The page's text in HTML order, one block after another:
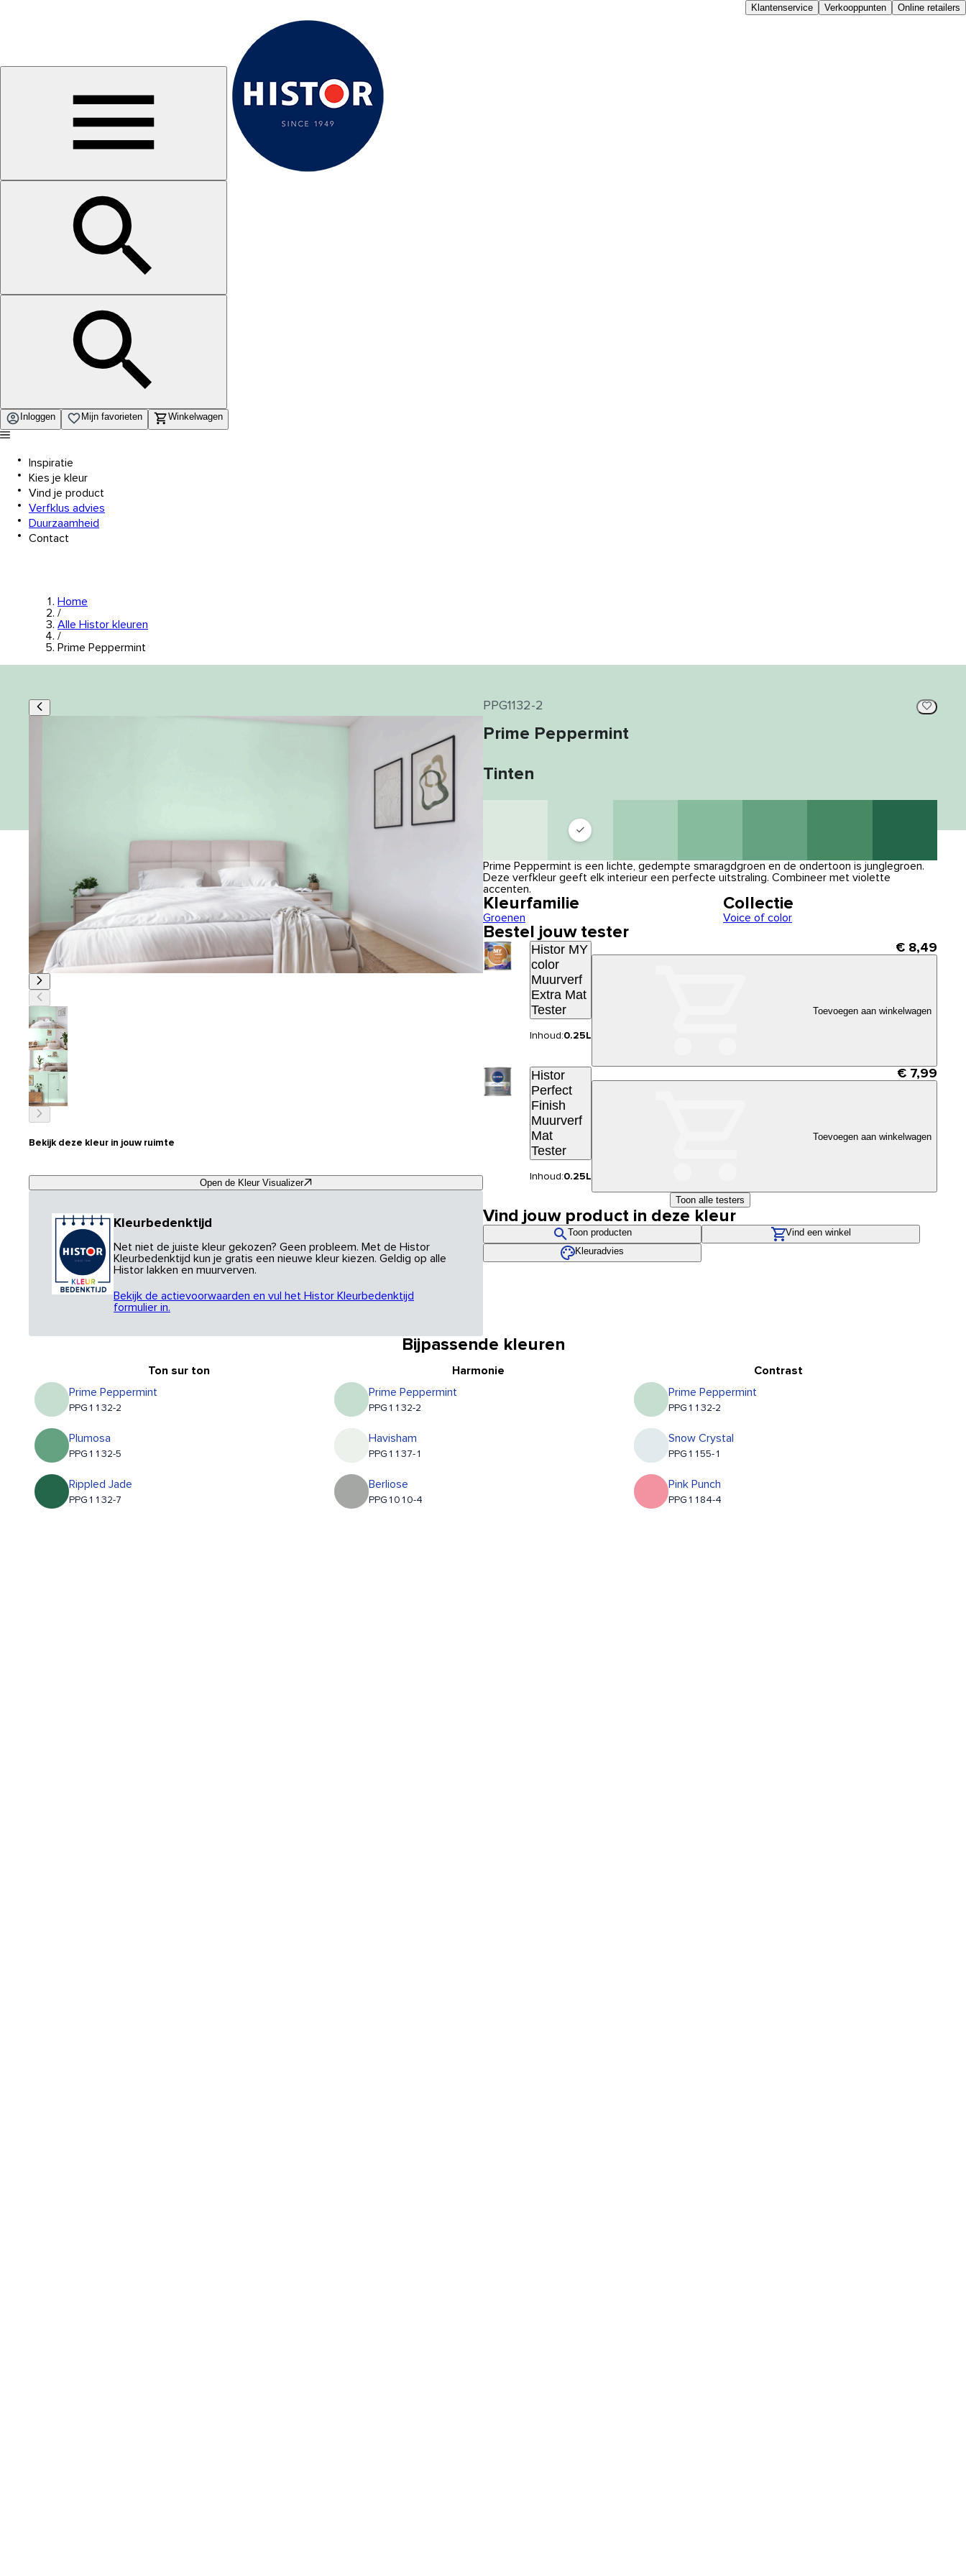
Klantenservice Verkooppunten Online retailers
Inloggen Mijn favorieten Winkelwagen
Inspiratie
Kies je kleur
Vind je product
Verfklus advies
Duurzaamheid
Contact
Home
/
Alle Histor kleuren
/
Prime Peppermint
Bekijk deze kleur in jouw ruimte
Open de Kleur Visualizer
Kleurbedenktijd
Net niet de juiste kleur gekozen? Geen probleem. Met de Histor
Kleurbedenktijd kun je gratis een nieuwe kleur kiezen. Geldig op alle
Histor lakken en muurverven.
Bekijk de actievoorwaarden en vul het Histor Kleurbedenktijd
formulier in.
PPG1132-2
Prime Peppermint
Tinten
Prime Peppermint is een lichte, gedempte smaragdgroen en de ondertoon is junglegroen.
Deze verfkleur geeft elk interieur een perfecte uitstraling. Combineer met violette
accenten.
Kleurfamilie
Groenen
Collectie
Voice of color
Bestel jouw tester
Histor MY
color
Muurverf
Extra Mat
Tester
Inhoud:0.25L
€ 8,49
Toevoegen aan winkelwagen
Histor
Perfect
Finish
Muurverf
Mat
Tester
Inhoud:0.25L
€ 7,99
Toevoegen aan winkelwagen
Toon alle testers
Vind jouw product in deze kleur
Toon producten
Vind een winkel
Kleuradvies
Bijpassende kleuren
Ton sur ton
Prime Peppermint
PPG1132-2
Plumosa
PPG1132-5
Rippled Jade
PPG1132-7
Harmonie
Prime Peppermint
PPG1132-2
Havisham
PPG1137-1
Berliose
PPG1010-4
Contrast
Prime Peppermint
PPG1132-2
Snow Crystal
PPG1155-1
Pink Punch
PPG1184-4